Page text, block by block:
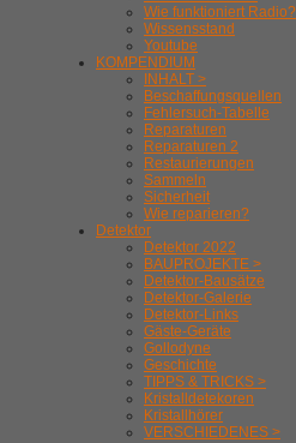
Wie funktioniert Radio?
Wissensstand
Youtube
KOMPENDIUM
INHALT >
Beschaffungsquellen
Fehlersuch-Tabelle
Reparaturen
Reparaturen 2
Restaurierungen
Sammeln
Sicherheit
Wie reparieren?
Detektor
Detektor 2022
BAUPROJEKTE >
Detektor-Bausätze
Detektor-Galerie
Detektor-Links
Gäste-Geräte
Gollodyne
Geschichte
TIPPS & TRICKS >
Kristalldetekoren
Kristallhörer
VERSCHIEDENES >